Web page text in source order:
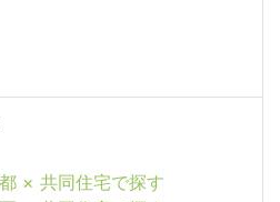
× 共同住宅で探す